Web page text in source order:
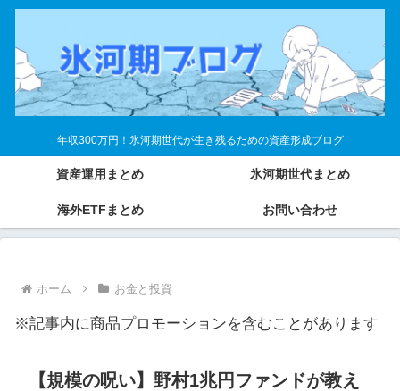
年収300万円！氷河期世代が生き残るための資産形成ブログ
資産運用まとめ 氷河期世代まとめ
海外ETFまとめ お問い合わせ
ホーム お金と投資
※記事内に商品プロモーションを含むことがあります
【規模の呪い】野村1兆円ファンドが教え